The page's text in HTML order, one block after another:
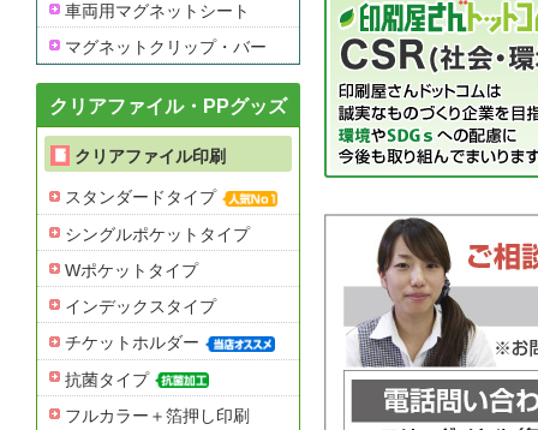
車両用マグネットシート
マグネットクリップ・バー
クリアファイル・PPグッズ
クリアファイル印刷
スタンダードタイプ
シングルポケットタイプ
Wポケットタイプ
インデックスタイプ
チケットホルダー
抗菌タイプ
フルカラー＋箔押し印刷